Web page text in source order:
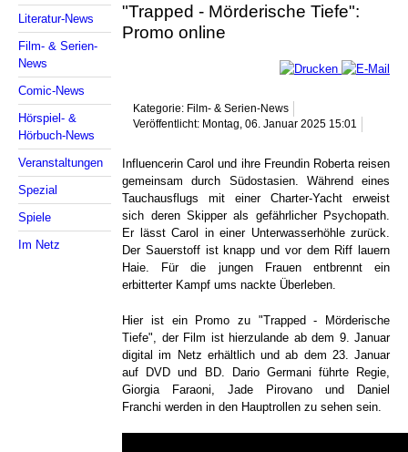
Literatur-News
Film- & Serien-
News
Comic-News
Hörspiel- &
Hörbuch-News
Veranstaltungen
Spezial
Spiele
Im Netz
"Trapped - Mörderische Tiefe":
Promo online
Kategorie: Film- & Serien-News
Veröffentlicht: Montag, 06. Januar 2025 15:01
Influencerin Carol und ihre Freundin Roberta reisen
gemeinsam durch Südostasien. Während eines
Tauchausflugs mit einer Charter-Yacht erweist
sich deren Skipper als gefährlicher Psychopath.
Er lässt Carol in einer Unterwasserhöhle zurück.
Der Sauerstoff ist knapp und vor dem Riff lauern
Haie. Für die jungen Frauen entbrennt ein
erbitterter Kampf ums nackte Überleben.
Hier ist ein Promo zu "Trapped - Mörderische
Tiefe", der Film ist hierzulande ab dem 9. Januar
digital im Netz erhältlich und ab dem 23. Januar
auf DVD und BD. Dario Germani führte Regie,
Giorgia Faraoni, Jade Pirovano und Daniel
Franchi werden in den Hauptrollen zu sehen sein.